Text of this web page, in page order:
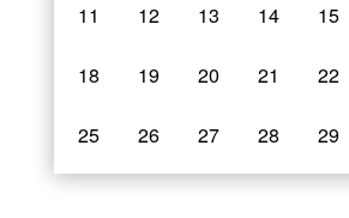
11 12 13 14 15
18 19 20 21 22
25 26 27 28 29